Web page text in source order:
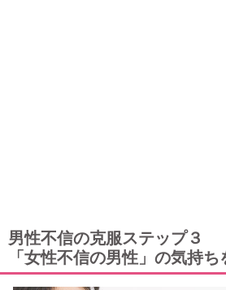
男性不信の克服ステップ３
「女性不信の男性」の気持